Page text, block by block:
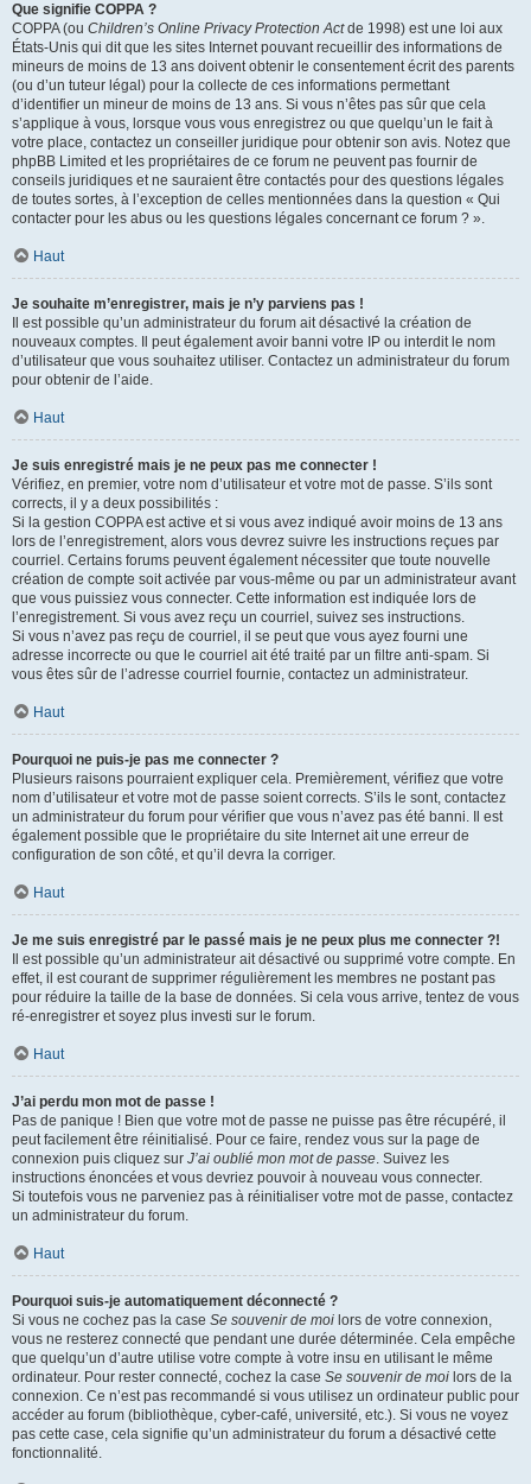
Que signifie COPPA ?
COPPA (ou Children’s Online Privacy Protection Actde 1998) est une loi aux
États-Unis qui dit que les sites Internet pouvant recueillir des informations de
mineurs de moins de 13 ans doivent obtenir le consentement écrit des parents
(ou d’un tuteur légal) pour la collecte de ces informations permettant
d’identifier un mineur de moins de 13 ans. Si vous n’êtes pas sûr que cela
s’applique à vous, lorsque vous vous enregistrez ou que quelqu’un le fait à
votre place, contactez un conseiller juridique pour obtenir son avis. Notez que
phpBB Limited et les propriétaires de ce forum ne peuvent pas fournir de
conseils juridiques et ne sauraient être contactés pour des questions légales
de toutes sortes, à l’exception de celles mentionnées dans la question « Qui
contacter pour les abus ou les questions légales concernant ce forum ? ».
Haut
Je souhaite m’enregistrer, mais je n’y parviens pas !
Il est possible qu’un administrateur du forum ait désactivé la création de
nouveaux comptes. Il peut également avoir banni votre IP ou interdit le nom
d’utilisateur que vous souhaitez utiliser. Contactez un administrateur du forum
pour obtenir de l’aide.
Haut
Je suis enregistré mais je ne peux pas me connecter !
Vérifiez, en premier, votre nom d’utilisateur et votre mot de passe. S’ils sont
corrects, il y a deux possibilités :
Si la gestion COPPA est active et si vous avez indiqué avoir moins de 13 ans
lors de l’enregistrement, alors vous devrez suivre les instructions reçues par
courriel. Certains forums peuvent également nécessiter que toute nouvelle
création de compte soit activée par vous-même ou par un administrateur avant
que vous puissiez vous connecter. Cette information est indiquée lors de
l’enregistrement. Si vous avez reçu un courriel, suivez ses instructions.
Si vous n’avez pas reçu de courriel, il se peut que vous ayez fourni une
adresse incorrecte ou que le courriel ait été traité par un filtre anti-spam. Si
vous êtes sûr de l’adresse courriel fournie, contactez un administrateur.
Haut
Pourquoi ne puis-je pas me connecter ?
Plusieurs raisons pourraient expliquer cela. Premièrement, vérifiez que votre
nom d’utilisateur et votre mot de passe soient corrects. S’ils le sont, contactez
un administrateur du forum pour vérifier que vous n’avez pas été banni. Il est
également possible que le propriétaire du site Internet ait une erreur de
configuration de son côté, et qu’il devra la corriger.
Haut
Je me suis enregistré par le passé mais je ne peux plus me connecter ?!
Il est possible qu’un administrateur ait désactivé ou supprimé votre compte. En
effet, il est courant de supprimer régulièrement les membres ne postant pas
pour réduire la taille de la base de données. Si cela vous arrive, tentez de vous
ré-enregistrer et soyez plus investi sur le forum.
Haut
J’ai perdu mon mot de passe !
Pas de panique ! Bien que votre mot de passe ne puisse pas être récupéré, il
peut facilement être réinitialisé. Pour ce faire, rendez vous sur la page de
connexion puis cliquez sur J’ai oublié mon mot de passe. Suivez les
instructions énoncées et vous devriez pouvoir à nouveau vous connecter.
Si toutefois vous ne parveniez pas à réinitialiser votre mot de passe, contactez
un administrateur du forum.
Haut
Pourquoi suis-je automatiquement déconnecté ?
Si vous ne cochez pas la case Se souvenir de moi lors de votre connexion,
vous ne resterez connecté que pendant une durée déterminée. Cela empêche
que quelqu’un d’autre utilise votre compte à votre insu en utilisant le même
ordinateur. Pour rester connecté, cochez la case Se souvenir de moi lors de la
connexion. Ce n’est pas recommandé si vous utilisez un ordinateur public pour
accéder au forum (bibliothèque, cyber-café, université, etc.). Si vous ne voyez
pas cette case, cela signifie qu’un administrateur du forum a désactivé cette
fonctionnalité.